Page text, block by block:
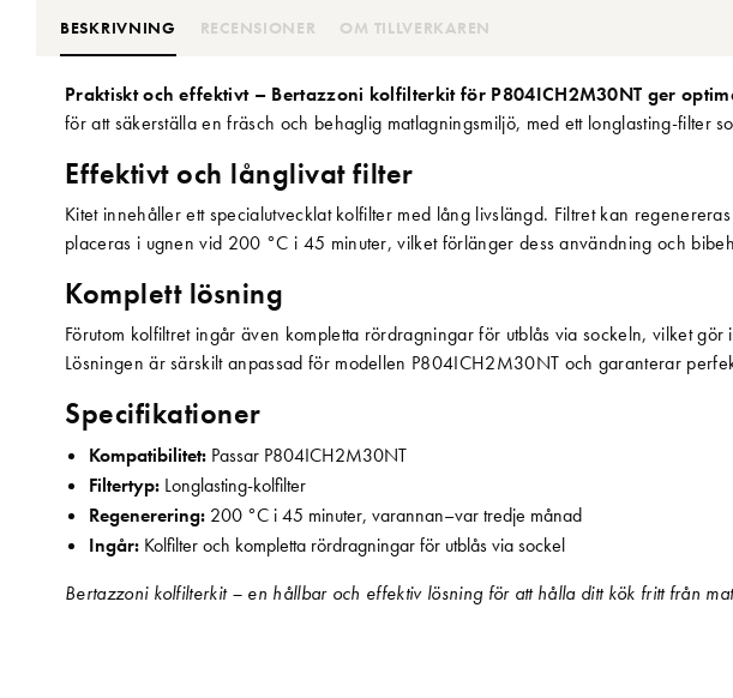
BESKRIVNING RECENSIONER OM TILLVERKAREN
Praktiskt och effektivt – Bertazzoni kolfilterkit för P804ICH2M30NT ger
för att säkerställa en fräsch och behaglig matlagningsmiljö, med ett longlasting-filter
Effektivt och långlivat filter
Kitet innehåller ett specialutvecklat kolfilter med lång livslängd. Filtret kan
placeras i ugnen vid 200 °C i 45 minuter, vilket förlänger dess användning och
Komplett lösning
Förutom kolfiltret ingår även kompletta rördragningar för utblås via sockeln, vilket gör
Lösningen är särskilt anpassad för modellen P804ICH2M30NT och garanterar
Specifikationer
Kompatibilitet: Passar P804ICH2M30NT
Filtertyp: Longlasting-kolfilter
Regenerering: 200 °C i 45 minuter, varannan–var tredje månad
Ingår: Kolfilter och kompletta rördragningar för utblås via sockel
Bertazzoni kolfilterkit – en hållbar och effektiv lösning för att hålla ditt kök fritt från